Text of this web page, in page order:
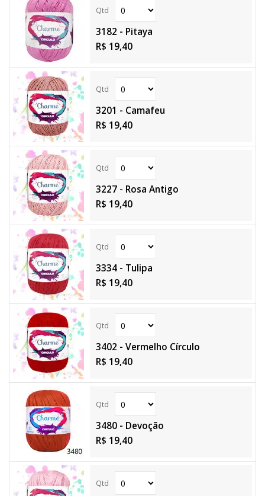
3182 - Pitaya
R$ 19,40
3201 - Camafeu
R$ 19,40
3227 - Rosa Antigo
R$ 19,40
3334 - Tulipa
R$ 19,40
3402 - Vermelho Círculo
R$ 19,40
3480 - Devoção
R$ 19,40